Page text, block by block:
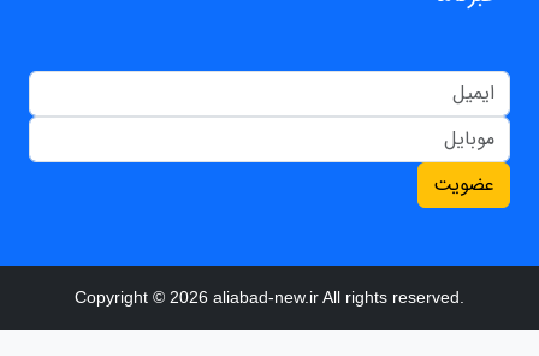
عضویت
Copyright © 2026 aliabad-new.ir All rights reserved.